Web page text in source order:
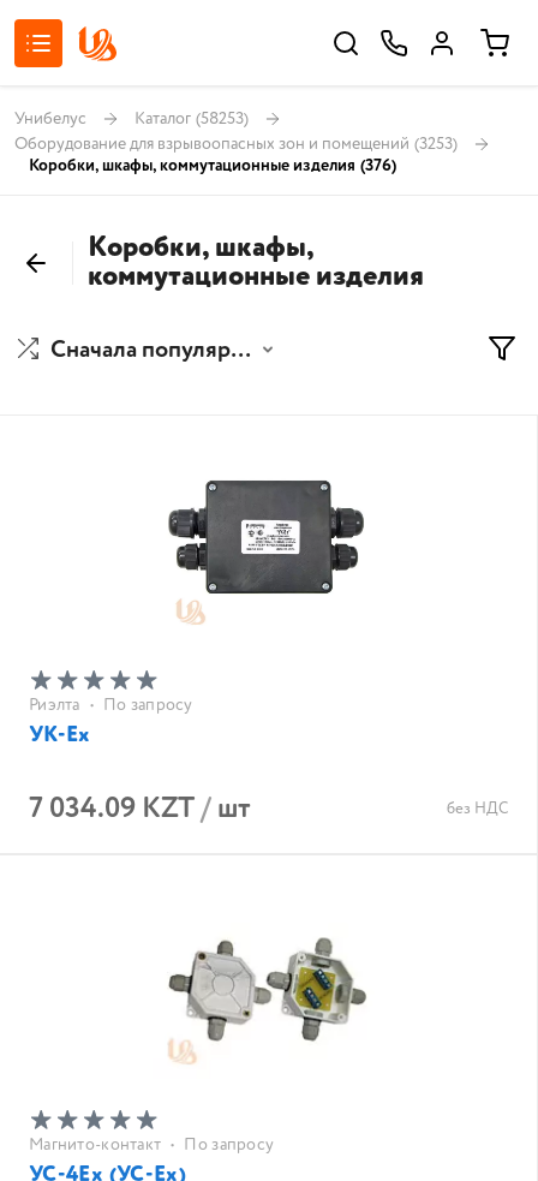
Унибелус Каталог (58253)
Оборудование для взрывоопасных зон и помещений (3253)
Коробки, шкафы, коммутационные изделия (376)
Коробки, шкафы,
коммутационные изделия
Сначала популярные
Риэлта • По запросу
УК-Ex
7 034.09 KZT/шт без НДС
Магнито-контакт • По запросу